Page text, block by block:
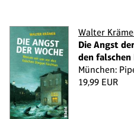
Walter
Die Angst
den
München:
19,99 EUR